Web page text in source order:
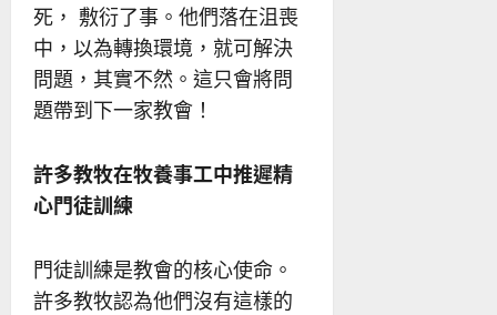
死， 敷衍了事。他們落在沮喪
中，以為轉換環境，就可解決
問題，其實不然。這只會將問
題帶到下一家教會！
許多教牧在牧養事工中推遲精
心門徒訓練
門徒訓練是教會的核心使命。
許多教牧認為他們沒有這樣的